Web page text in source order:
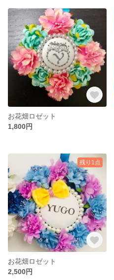
お花畑ロゼット
1,800円
残り1点
お花畑ロゼット
2,500円